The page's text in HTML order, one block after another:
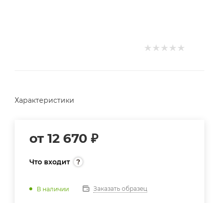
Характеристики
от 12 670 ₽
Что входит
В наличии Заказать образец